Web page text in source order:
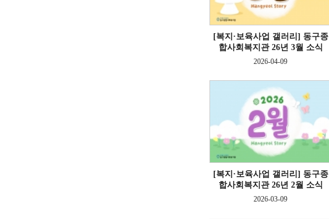
[복지·보육사업 갤러리] 동구종
합사회복지관 26년 3월 소식
2026-04-09
[복지·보육사업 갤러리] 동구종
합사회복지관 26년 2월 소식
2026-03-09